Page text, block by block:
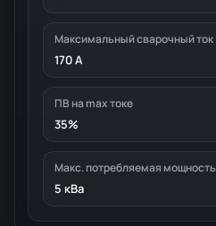
Максимальный сварочный ток
170 А
ПВ на max токе
35%
Макс. потребляемая мощность
5 кВа